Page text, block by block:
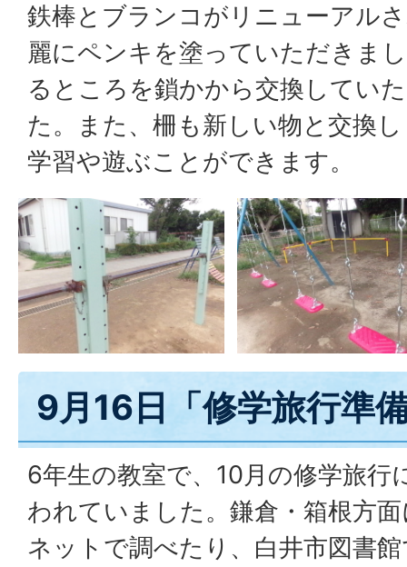
鉄棒とブランコがリニューアル
麗にペンキを塗っていただきま
るところを鎖かから交換してい
た。また、柵も新しい物と交換
学習や遊ぶことができます。
9月16日「修学旅行準
6年生の教室で、10月の修学旅行
われていました。鎌倉・箱根方
ネットで調べたり、白井市図書